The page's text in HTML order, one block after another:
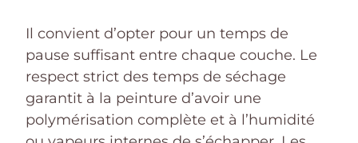
Il convient d’opter pour un temps de
pause suffisant entre chaque couche. Le
respect strict des temps de séchage
garantit à la peinture d’avoir une
polymérisation complète et à l’humidité